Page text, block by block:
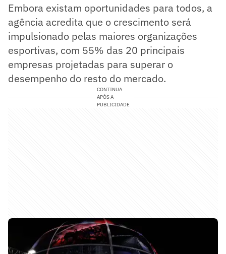
Embora existam oportunidades para todos, a
agência acredita que o crescimento será
impulsionado pelas maiores organizações
esportivas, com 55% das 20 principais
empresas projetadas para superar o
desempenho do resto do mercado.
CONTINUA
APÓS A
PUBLICIDADE